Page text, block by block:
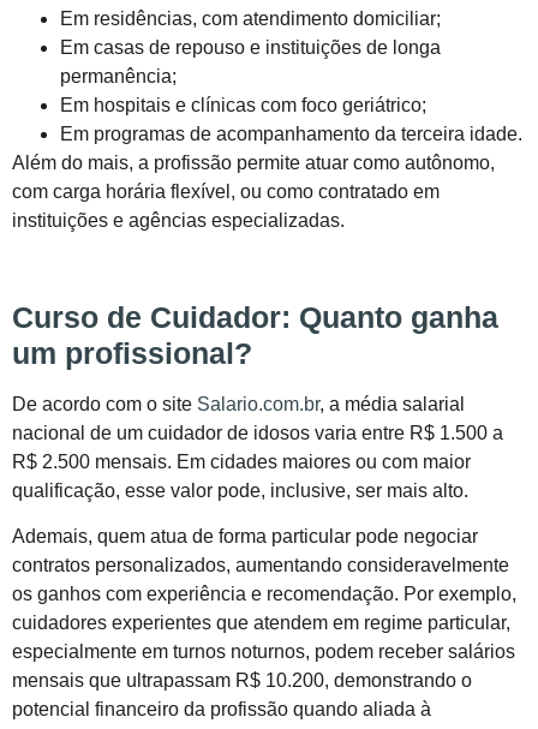
Em residências, com atendimento domiciliar;
Em casas de repouso e instituições de longa
permanência;
Em hospitais e clínicas com foco geriátrico;
Em programas de acompanhamento da terceira idade.
Além do mais, a profissão permite atuar como autônomo,
com carga horária flexível, ou como contratado em
instituições e agências especializadas.
Curso de Cuidador: Quanto ganha
um profissional?
De acordo com o site Salario.com.br, a média salarial
nacional de um cuidador de idosos varia entre R$ 1.500 a
R$ 2.500 mensais. Em cidades maiores ou com maior
qualificação, esse valor pode, inclusive, ser mais alto.
Ademais, quem atua de forma particular pode negociar
contratos personalizados, aumentando consideravelmente
os ganhos com experiência e recomendação. Por exemplo,
cuidadores experientes que atendem em regime particular,
especialmente em turnos noturnos, podem receber salários
mensais que ultrapassam R$ 10.200, demonstrando o
potencial financeiro da profissão quando aliada à